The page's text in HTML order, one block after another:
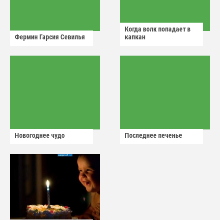
Фермин Гарсия Севилья
Когда волк попадает в
капкан
Новогоднее чудо Последнее печенье